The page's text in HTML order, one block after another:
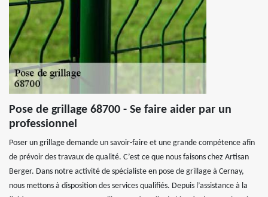
Pose de grillage 68700 - Se faire aider par un
professionnel
Poser un grillage demande un savoir-faire et une grande compétence afin
de prévoir des travaux de qualité. C’est ce que nous faisons chez Artisan
Berger. Dans notre activité de spécialiste en pose de grillage à Cernay,
nous mettons à disposition des services qualifiés. Depuis l’assistance à la